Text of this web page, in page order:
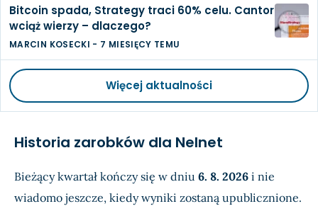
Bitcoin spada, Strategy traci 60% celu. Cantor
wciąż wierzy – dlaczego?
MARCIN KOSECKI - 7 MIESIĘCY TEMU
Więcej aktualności
Historia zarobków dla Nelnet
Bieżący kwartał kończy się w dniu 6. 8. 2026 i nie
wiadomo jeszcze, kiedy wyniki zostaną upublicznione.